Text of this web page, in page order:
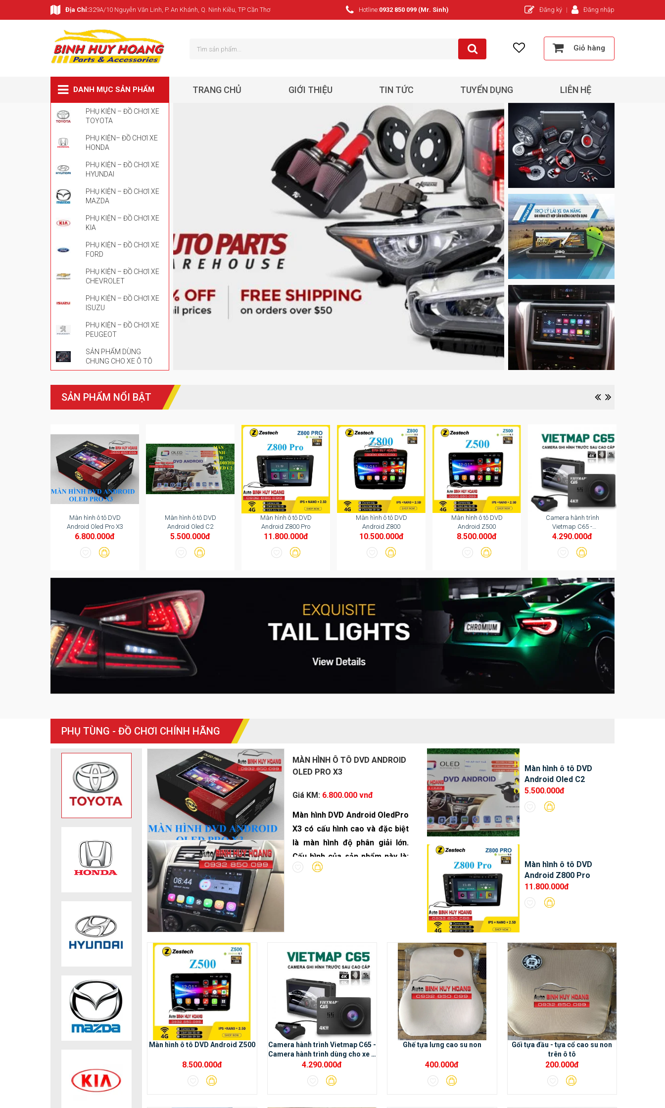
Địa Chỉ:329A/10 Nguyễn Văn Linh, P. An Khánh, Q. Ninh Kiều, TP Cần Thơ Hotline:0932 850 099 (Mr. Sinh) Đăng ký Đăng nhập
Giỏ hàng
DANH MỤC SẢN PHẨM
PHỤ KIỆN – ĐỒ CHƠI XE
TOYOTA
PHỤ KIỆN– ĐỒ CHƠI XE
HONDA
PHỤ KIỆN – ĐỒ CHƠI XE
HYUNDAI
PHỤ KIỆN – ĐỒ CHƠI XE
MAZDA
PHỤ KIỆN – ĐỒ CHƠI XE
KIA
PHỤ KIỆN – ĐỒ CHƠI XE
FORD
PHỤ KIỆN – ĐỒ CHƠI XE
CHEVROLET
PHỤ KIỆN – ĐỒ CHƠI XE
ISUZU
PHỤ KIỆN – ĐỒ CHƠI XE
PEUGEOT
SẢN PHẨM DÙNG
CHUNG CHO XE Ô TÔ
TRANG CHỦ GIỚI THIỆU TIN TỨC TUYỂN DỤNG LIÊN HỆ
SẢN PHẨM NỔI BẬT
Màn hình ô tô DVD
Android Oled Pro X3
6.800.000đ
Màn hình ô tô DVD
Android Oled C2
5.500.000đ
Màn hình ô tô DVD
Android Z800 Pro
11.800.000đ
Màn hình ô tô DVD
Android Z800
10.500.000đ
Màn hình ô tô DVD
Android Z500
8.500.000đ
Camera hành trình
Vietmap C65 -
Camera hành trình
4.290.000đ
PHỤ TÙNG - ĐỒ CHƠI CHÍNH HÃNG
MÀN HÌNH Ô TÔ DVD ANDROID
OLED PRO X3
Giá KM: 6.800.000 vnđ
Màn hình DVD Android OledPro
X3 có cấu hình cao và đặc biệt
là màn hình độ phân giải lớn.
Cấu hình của sản phẩm này là:
Ram 2G - Rom 32G - vi xử lý 8
Màn hình ô tô DVD
Android Oled C2
5.500.000đ
Màn hình ô tô DVD
Android Z800 Pro
11.800.000đ
Màn hình ô tô DVD Android Z500
8.500.000đ
Camera hành trình Vietmap C65 -
Camera hành trình dùng cho xe ô
tô
4.290.000đ
Ghế tựa lưng cao su non
400.000đ
Gối tựa đầu - tựa cổ cao su non
trên ô tô
200.000đ